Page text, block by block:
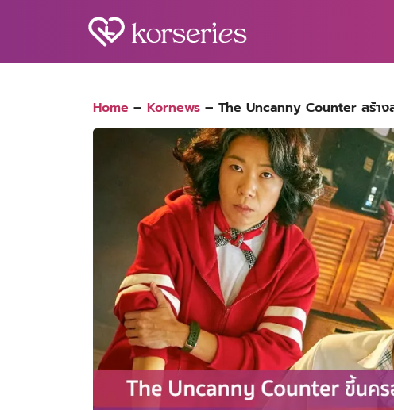
Home – Kornews – The Uncanny Counter สร้าง